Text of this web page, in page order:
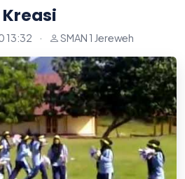
13:32 · SMAN 1 Jereweh